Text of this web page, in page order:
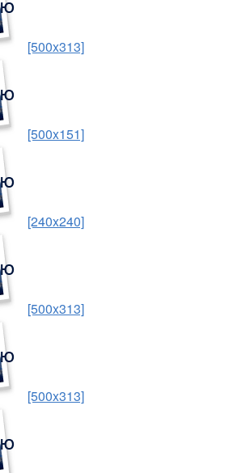
[500x313]
[500x151]
[240x240]
[500x313]
[500x313]